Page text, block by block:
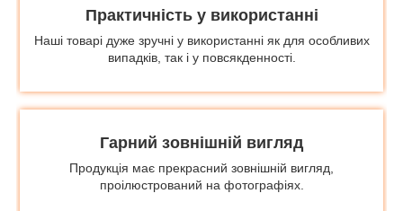
Практичність у використанні
Наші товарі дуже зручні у використанні як для особливих
випадків, так і у повсякденності.
Гарний зовнішній вигляд
Продукція має прекрасний зовнішній вигляд,
проілюстрований на фотографіях.